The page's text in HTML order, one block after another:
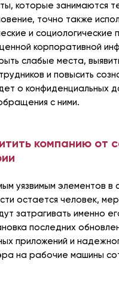
которые занимаются
точно также
и социологические
корпоративной
слабые места,
и повысить
о конфиденциальных
с ними.
компанию от
уязвимым элементов в
остается человек,
затрагивать именно
последних
приложений и
на рабочие машины